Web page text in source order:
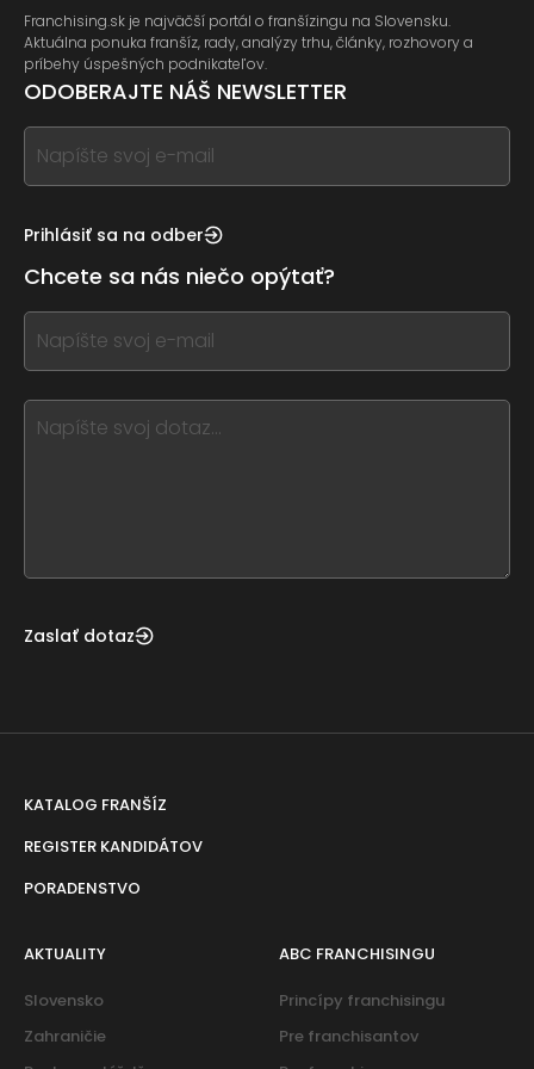
Franchising.sk je najväčší portál o franšízingu na Slovensku.
Aktuálna ponuka franšíz, rady, analýzy trhu, články, rozhovory a
príbehy úspešných podnikateľov.
ODOBERAJTE NÁŠ NEWSLETTER
If
you
this,
this
form
field
blank
Prihlásiť sa na odber
Chcete sa nás niečo opýtať?
If
you
this,
leave
Zaslať dotaz
KATALOG FRANŠÍZ
REGISTER KANDIDÁTOV
PORADENSTVO
AKTUALITY
Slovensko
Zahraničie
ABC FRANCHISINGU
Princípy franchisingu
Pre franchisantov